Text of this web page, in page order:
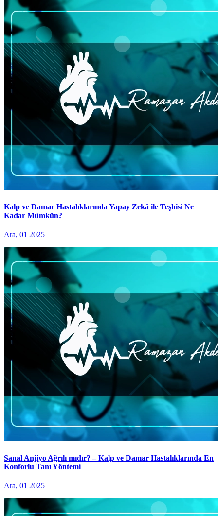
Kalp ve Damar Hastalıklarında Yapay Zekâ ile Teşhisi Ne
Kadar Mümkün?
Ara, 01 2025
Sanal Anjiyo Ağrılı mıdır? – Kalp ve Damar Hastalıklarında En
Konforlu Tanı Yöntemi
Ara, 01 2025